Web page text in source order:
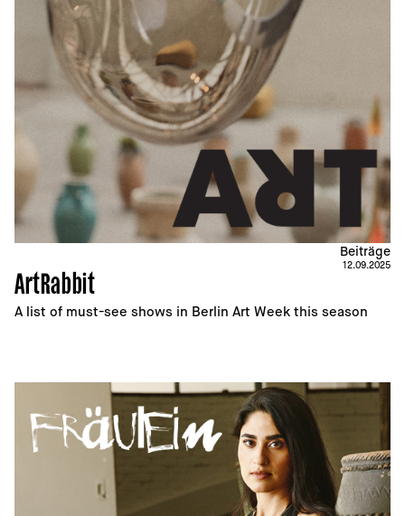
ArtRabbit
A list of must-see shows in Berlin Art Week this season
Beiträge
12.09.2025